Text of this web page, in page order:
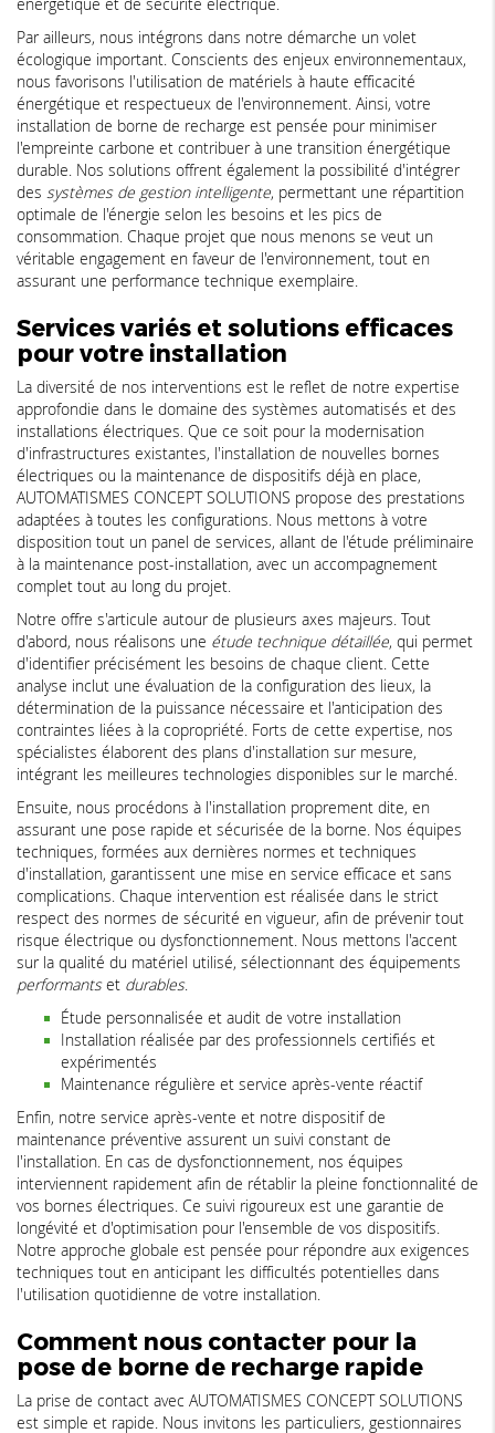
Par ailleurs, nous intégrons dans notre démarche un volet
écologique important. Conscients des enjeux environnementaux,
nous favorisons l'utilisation de matériels à haute efficacité
énergétique et respectueux de l'environnement. Ainsi, votre
installation de borne de recharge est pensée pour minimiser
l'empreinte carbone et contribuer à une transition énergétique
durable. Nos solutions offrent également la possibilité d'intégrer
des systèmes de gestion intelligente, permettant une répartition
optimale de l'énergie selon les besoins et les pics de
consommation. Chaque projet que nous menons se veut un
véritable engagement en faveur de l'environnement, tout en
assurant une performance technique exemplaire.
Services variés et solutions efficaces
pour votre installation
La diversité de nos interventions est le reflet de notre expertise
approfondie dans le domaine des systèmes automatisés et des
installations électriques. Que ce soit pour la modernisation
d'infrastructures existantes, l'installation de nouvelles bornes
électriques ou la maintenance de dispositifs déjà en place,
AUTOMATISMES CONCEPT SOLUTIONS propose des prestations
adaptées à toutes les configurations. Nous mettons à votre
disposition tout un panel de services, allant de l'étude préliminaire
à la maintenance post-installation, avec un accompagnement
complet tout au long du projet.
Notre offre s'articule autour de plusieurs axes majeurs. Tout
d'abord, nous réalisons une étude technique détaillée, qui permet
d'identifier précisément les besoins de chaque client. Cette
analyse inclut une évaluation de la configuration des lieux, la
détermination de la puissance nécessaire et l'anticipation des
contraintes liées à la copropriété. Forts de cette expertise, nos
spécialistes élaborent des plans d'installation sur mesure,
intégrant les meilleures technologies disponibles sur le marché.
Ensuite, nous procédons à l'installation proprement dite, en
assurant une pose rapide et sécurisée de la borne. Nos équipes
techniques, formées aux dernières normes et techniques
d'installation, garantissent une mise en service efficace et sans
complications. Chaque intervention est réalisée dans le strict
respect des normes de sécurité en vigueur, afin de prévenir tout
risque électrique ou dysfonctionnement. Nous mettons l'accent
sur la qualité du matériel utilisé, sélectionnant des équipements
performantset durables.
Étude personnalisée et audit de votre installation
Installation réalisée par des professionnels certifiés et
expérimentés
Maintenance régulière et service après-vente réactif
Enfin, notre service après-vente et notre dispositif de
maintenance préventive assurent un suivi constant de
l'installation. En cas de dysfonctionnement, nos équipes
interviennent rapidement afin de rétablir la pleine fonctionnalité de
vos bornes électriques. Ce suivi rigoureux est une garantie de
longévité et d'optimisation pour l'ensemble de vos dispositifs.
Notre approche globale est pensée pour répondre aux exigences
techniques tout en anticipant les difficultés potentielles dans
l'utilisation quotidienne de votre installation.
Comment nous contacter pour la
pose de borne de recharge rapide
La prise de contact avec AUTOMATISMES CONCEPT SOLUTIONS
est simple et rapide. Nous invitons les particuliers, gestionnaires